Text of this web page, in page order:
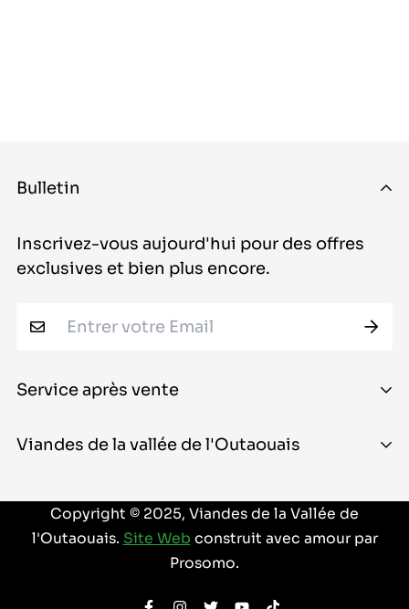
Service après vente
À propos
Guide de commande
Conditions d'utilisation
politique de confidentialité
Viandes de la vallée de l'Outaouais
Ottawa (Ontario) K2E 7Y9
Canada
Bulletin
Inscrivez-vous aujourd'hui pour des offres
exclusives et bien plus encore.
Copyright © 2025, Viandes de la Vallée de
l'Outaouais. Site Web construit avec amour par
Prosomo.